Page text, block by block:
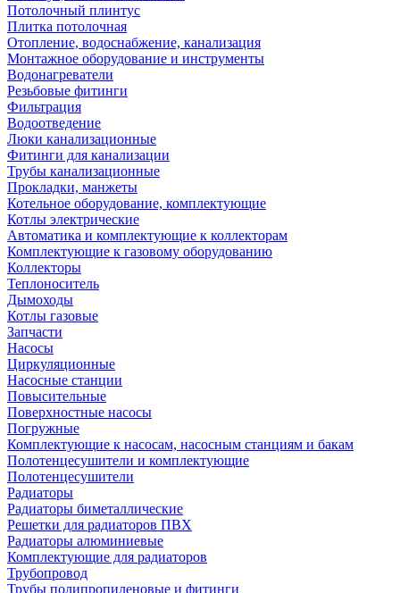
Потолочный плинтус
Плитка потолочная
Отопление, водоснабжение, канализация
Монтажное оборудование и инструменты
Водонагреватели
Резьбовые фитинги
Фильтрация
Водоотведение
Люки канализационные
Фитинги для канализации
Трубы канализационные
Прокладки, манжеты
Котельное оборудование, комплектующие
Котлы электрические
Автоматика и комплектующие к коллекторам
Комплектующие к газовому оборудованию
Коллекторы
Теплоноситель
Дымоходы
Котлы газовые
Запчасти
Насосы
Циркуляционные
Насосные станции
Повысительные
Поверхностные насосы
Погружные
Комплектующие к насосам, насосным станциям и бакам
Полотенцесушители и комплектующие
Полотенцесушители
Радиаторы
Радиаторы биметаллические
Решетки для радиаторов ПВХ
Радиаторы алюминиевые
Комплектующие для радиаторов
Трубопровод
Трубы полипропиленовые и фитинги